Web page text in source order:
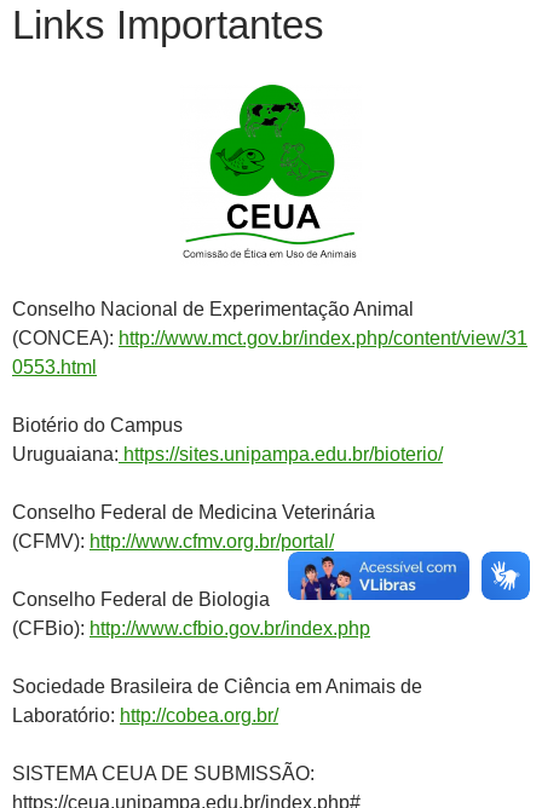
Links Importantes
Conselho Nacional de Experimentação Animal
(CONCEA): http://www.mct.gov.br/index.php/content/view/31
0553.html
Biotério do Campus
Uruguaiana: https://sites.unipampa.edu.br/bioterio/
Conselho Federal de Medicina Veterinária
(CFMV): http://www.cfmv.org.br/portal/
Conselho Federal de Biologia
(CFBio): http://www.cfbio.gov.br/index.php
Sociedade Brasileira de Ciência em Animais de
Laboratório: http://cobea.org.br/
SISTEMA CEUA DE SUBMISSÃO:
https://ceua.unipampa.edu.br/index.php#